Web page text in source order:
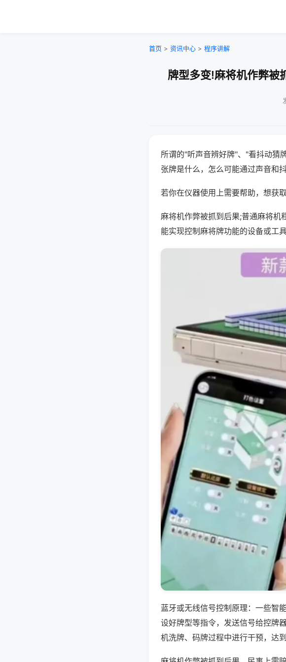
首页 > 资讯中心 > 程序讲解
牌型多变!麻将机作弊被
所谓的"听声音辨好牌"、"看抖动猜
张牌是什么，怎么可能通过声音和
若你在仪器使用上需要帮助，想获
麻将机作弊被抓到后果;普通麻将机
能实现控制麻将牌功能的设备或工具
蓝牙或无线信号控制原理：一些智
设好牌型等指令，发送信号给控牌
机洗牌、码牌过程中进行干预，达到